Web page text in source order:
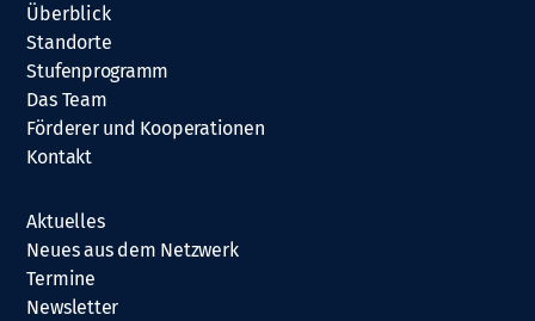
Überblick
Standorte
Stufenprogramm
Das Team
Förderer und Kooperationen
Kontakt
Aktuelles
Neues aus dem Netzwerk
Termine
Newsletter